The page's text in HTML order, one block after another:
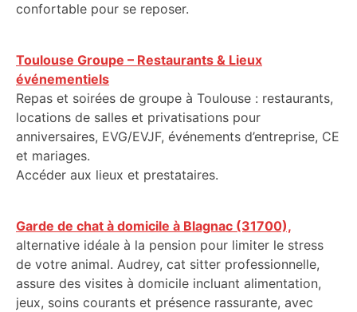
confortable pour se reposer.
Toulouse Groupe – Restaurants & Lieux
événementiels
Repas et soirées de groupe à Toulouse : restaurants,
locations de salles et privatisations pour
anniversaires, EVG/EVJF, événements d’entreprise, CE
et mariages.
Accéder aux lieux et prestataires.
Garde de chat à domicile à Blagnac (31700),
alternative idéale à la pension pour limiter le stress
de votre animal. Audrey, cat sitter professionnelle,
assure des visites à domicile incluant alimentation,
jeux, soins courants et présence rassurante, avec